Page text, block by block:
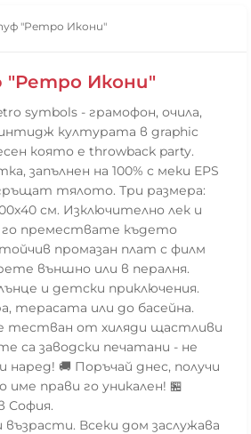
"Ретро Икони"
"Ретро Икони"
symbols - грамофон, очила,
културата в graphic
която е throwback party.
запълнен на 100% с меки EPS
тялото. Три размера:
см. Изключително лек и
го премествате където
промазан плат с филм
външно или в пералня.
и детски приключения.
терасата или до басейна.
от хиляди щастливи
са заводски печатани - не
наред! 🚚 Поръчай днес, получи
прави го уникален! 🏪
София.
Всеки дом заслужава